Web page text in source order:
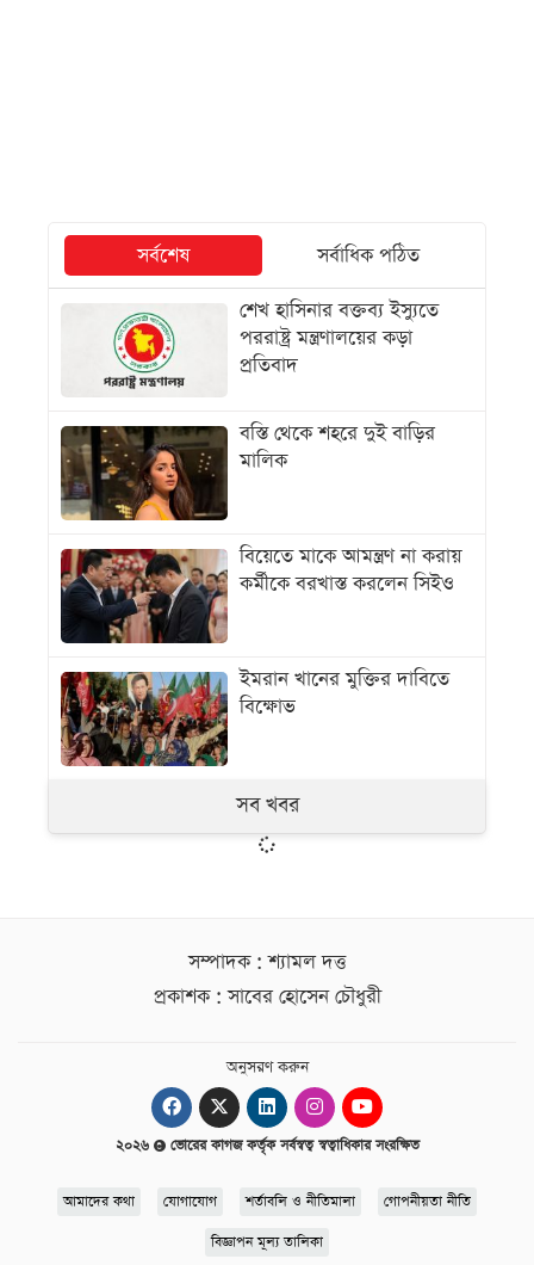
সর্বশেষ
সর্বাধিক পঠিত
শেখ হাসিনার বক্তব্য ইস্যুতে
পররাষ্ট্র মন্ত্রণালয়ের কড়া
প্রতিবাদ
বস্তি থেকে শহরে দুই বাড়ির
মালিক
বিয়েতে মাকে আমন্ত্রণ না করায়
কর্মীকে বরখাস্ত করলেন সিইও
ইমরান খানের মুক্তির দাবিতে
বিক্ষোভ
সব খবর
সম্পাদক : শ্যামল দত্ত
প্রকাশক : সাবের হোসেন চৌধুরী
অনুসরণ করুন
২০২৬ ভোরের কাগজ কর্তৃক সর্বস্বত্ব স্বত্বাধিকার সংরক্ষিত
আমাদের কথা যোগাযোগ শর্তাবলি ও নীতিমালা গোপনীয়তা নীতি
বিজ্ঞাপন মূল্য তালিকা